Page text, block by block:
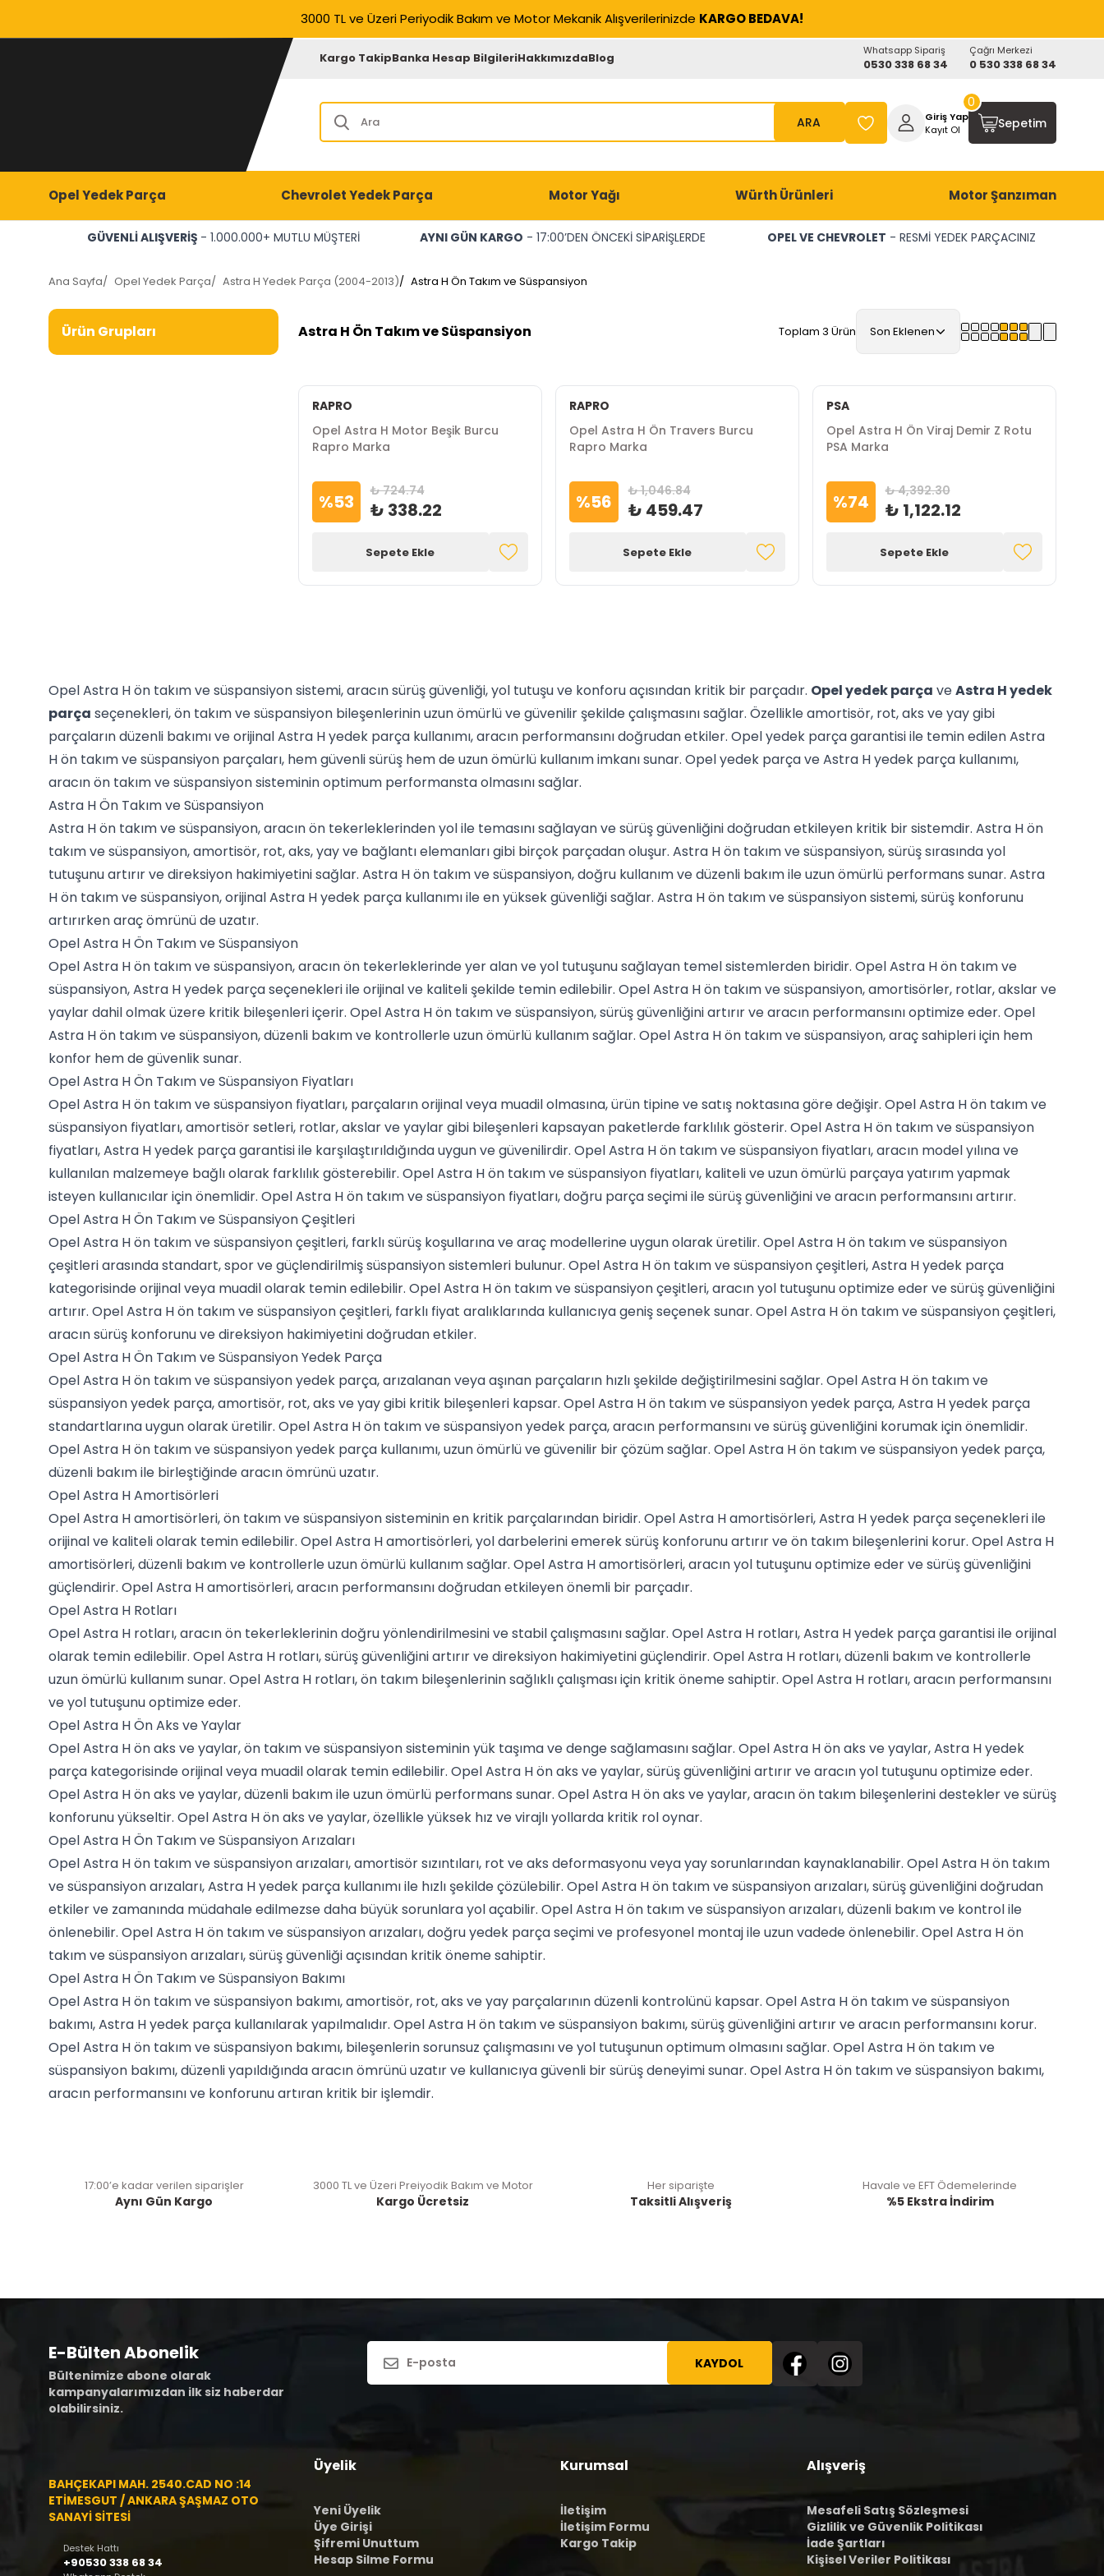
3000 TL ve Üzeri Periyodik Bakım ve Motor Mekanik Alışverilerinizde KARGO BEDAVA!
Kargo TakipBanka Hesap BilgileriHakkımızdaBlog Whatsapp Sipariş
0530 338 68 34
Çağrı Merkezi
0 530 338 68 34
ARA
Giriş Yap
Kayıt Ol
Sepetim
0
Opel Yedek Parça Chevrolet Yedek Parça Motor Yağı Würth Ürünleri Motor Şanzıman
GÜVENLİ ALIŞVERİŞ - 1.000.000+ MUTLU MÜŞTERİ AYNI GÜN KARGO - 17:00’DEN ÖNCEKİ SİPARİŞLERDE OPEL VE CHEVROLET - RESMİ YEDEK PARÇACINIZ
Ana Sayfa/ Opel Yedek Parça/ Astra H Yedek Parça (2004-2013)/ Astra H Ön Takım ve Süspansiyon
Ürün Grupları Astra H Ön Takım ve Süspansiyon Toplam 3 Ürün Son Eklenen
RAPRO
Opel Astra H Motor Beşik Burcu
Rapro Marka
%53 ₺ 724.74
₺ 338.22
Sepete Ekle
RAPRO
Opel Astra H Ön Travers Burcu
Rapro Marka
%56 ₺ 1,046.84
₺ 459.47
Sepete Ekle
PSA
Opel Astra H Ön Viraj Demir Z Rotu
PSA Marka
%74 ₺ 4,392.30
₺ 1,122.12
Sepete Ekle
Opel Astra H ön takım ve süspansiyon sistemi, aracın sürüş güvenliği, yol tutuşu ve konforu açısından kritik bir parçadır. Opel yedek parça veAstra H yedek
parça seçenekleri, ön takım ve süspansiyon bileşenlerinin uzun ömürlü ve güvenilir şekilde çalışmasını sağlar. Özellikle amortisör, rot, aks ve yay gibi
parçaların düzenli bakımı ve orijinal Astra H yedek parça kullanımı, aracın performansını doğrudan etkiler. Opel yedek parça garantisi ile temin edilen Astra
H ön takım ve süspansiyon parçaları, hem güvenli sürüş hem de uzun ömürlü kullanım imkanı sunar. Opel yedek parça ve Astra H yedek parça kullanımı,
aracın ön takım ve süspansiyon sisteminin optimum performansta olmasını sağlar.
Astra H Ön Takım ve Süspansiyon
Astra H ön takım ve süspansiyon, aracın ön tekerleklerinden yol ile temasını sağlayan ve sürüş güvenliğini doğrudan etkileyen kritik bir sistemdir. Astra H ön
takım ve süspansiyon, amortisör, rot, aks, yay ve bağlantı elemanları gibi birçok parçadan oluşur. Astra H ön takım ve süspansiyon, sürüş sırasında yol
tutuşunu artırır ve direksiyon hakimiyetini sağlar. Astra H ön takım ve süspansiyon, doğru kullanım ve düzenli bakım ile uzun ömürlü performans sunar. Astra
H ön takım ve süspansiyon, orijinal Astra H yedek parça kullanımı ile en yüksek güvenliği sağlar. Astra H ön takım ve süspansiyon sistemi, sürüş konforunu
artırırken araç ömrünü de uzatır.
Opel Astra H Ön Takım ve Süspansiyon
Opel Astra H ön takım ve süspansiyon, aracın ön tekerleklerinde yer alan ve yol tutuşunu sağlayan temel sistemlerden biridir. Opel Astra H ön takım ve
süspansiyon, Astra H yedek parça seçenekleri ile orijinal ve kaliteli şekilde temin edilebilir. Opel Astra H ön takım ve süspansiyon, amortisörler, rotlar, akslar ve
yaylar dahil olmak üzere kritik bileşenleri içerir. Opel Astra H ön takım ve süspansiyon, sürüş güvenliğini artırır ve aracın performansını optimize eder. Opel
Astra H ön takım ve süspansiyon, düzenli bakım ve kontrollerle uzun ömürlü kullanım sağlar. Opel Astra H ön takım ve süspansiyon, araç sahipleri için hem
konfor hem de güvenlik sunar.
Opel Astra H Ön Takım ve Süspansiyon Fiyatları
Opel Astra H ön takım ve süspansiyon fiyatları, parçaların orijinal veya muadil olmasına, ürün tipine ve satış noktasına göre değişir. Opel Astra H ön takım ve
süspansiyon fiyatları, amortisör setleri, rotlar, akslar ve yaylar gibi bileşenleri kapsayan paketlerde farklılık gösterir. Opel Astra H ön takım ve süspansiyon
fiyatları, Astra H yedek parça garantisi ile karşılaştırıldığında uygun ve güvenilirdir. Opel Astra H ön takım ve süspansiyon fiyatları, aracın model yılına ve
kullanılan malzemeye bağlı olarak farklılık gösterebilir. Opel Astra H ön takım ve süspansiyon fiyatları, kaliteli ve uzun ömürlü parçaya yatırım yapmak
isteyen kullanıcılar için önemlidir. Opel Astra H ön takım ve süspansiyon fiyatları, doğru parça seçimi ile sürüş güvenliğini ve aracın performansını artırır.
Opel Astra H Ön Takım ve Süspansiyon Çeşitleri
Opel Astra H ön takım ve süspansiyon çeşitleri, farklı sürüş koşullarına ve araç modellerine uygun olarak üretilir. Opel Astra H ön takım ve süspansiyon
çeşitleri arasında standart, spor ve güçlendirilmiş süspansiyon sistemleri bulunur. Opel Astra H ön takım ve süspansiyon çeşitleri, Astra H yedek parça
kategorisinde orijinal veya muadil olarak temin edilebilir. Opel Astra H ön takım ve süspansiyon çeşitleri, aracın yol tutuşunu optimize eder ve sürüş güvenliğini
artırır. Opel Astra H ön takım ve süspansiyon çeşitleri, farklı fiyat aralıklarında kullanıcıya geniş seçenek sunar. Opel Astra H ön takım ve süspansiyon çeşitleri,
aracın sürüş konforunu ve direksiyon hakimiyetini doğrudan etkiler.
Opel Astra H Ön Takım ve Süspansiyon Yedek Parça
Opel Astra H ön takım ve süspansiyon yedek parça, arızalanan veya aşınan parçaların hızlı şekilde değiştirilmesini sağlar. Opel Astra H ön takım ve
süspansiyon yedek parça, amortisör, rot, aks ve yay gibi kritik bileşenleri kapsar. Opel Astra H ön takım ve süspansiyon yedek parça, Astra H yedek parça
standartlarına uygun olarak üretilir. Opel Astra H ön takım ve süspansiyon yedek parça, aracın performansını ve sürüş güvenliğini korumak için önemlidir.
Opel Astra H ön takım ve süspansiyon yedek parça kullanımı, uzun ömürlü ve güvenilir bir çözüm sağlar. Opel Astra H ön takım ve süspansiyon yedek parça,
düzenli bakım ile birleştiğinde aracın ömrünü uzatır.
Opel Astra H Amortisörleri
Opel Astra H amortisörleri, ön takım ve süspansiyon sisteminin en kritik parçalarından biridir. Opel Astra H amortisörleri, Astra H yedek parça seçenekleri ile
orijinal ve kaliteli olarak temin edilebilir. Opel Astra H amortisörleri, yol darbelerini emerek sürüş konforunu artırır ve ön takım bileşenlerini korur. Opel Astra H
amortisörleri, düzenli bakım ve kontrollerle uzun ömürlü kullanım sağlar. Opel Astra H amortisörleri, aracın yol tutuşunu optimize eder ve sürüş güvenliğini
güçlendirir. Opel Astra H amortisörleri, aracın performansını doğrudan etkileyen önemli bir parçadır.
Opel Astra H Rotları
Opel Astra H rotları, aracın ön tekerleklerinin doğru yönlendirilmesini ve stabil çalışmasını sağlar. Opel Astra H rotları, Astra H yedek parça garantisi ile orijinal
olarak temin edilebilir. Opel Astra H rotları, sürüş güvenliğini artırır ve direksiyon hakimiyetini güçlendirir. Opel Astra H rotları, düzenli bakım ve kontrollerle
uzun ömürlü kullanım sunar. Opel Astra H rotları, ön takım bileşenlerinin sağlıklı çalışması için kritik öneme sahiptir. Opel Astra H rotları, aracın performansını
ve yol tutuşunu optimize eder.
Opel Astra H Ön Aks ve Yaylar
Opel Astra H ön aks ve yaylar, ön takım ve süspansiyon sisteminin yük taşıma ve denge sağlamasını sağlar. Opel Astra H ön aks ve yaylar, Astra H yedek
parça kategorisinde orijinal veya muadil olarak temin edilebilir. Opel Astra H ön aks ve yaylar, sürüş güvenliğini artırır ve aracın yol tutuşunu optimize eder.
Opel Astra H ön aks ve yaylar, düzenli bakım ile uzun ömürlü performans sunar. Opel Astra H ön aks ve yaylar, aracın ön takım bileşenlerini destekler ve sürüş
konforunu yükseltir. Opel Astra H ön aks ve yaylar, özellikle yüksek hız ve virajlı yollarda kritik rol oynar.
Opel Astra H Ön Takım ve Süspansiyon Arızaları
Opel Astra H ön takım ve süspansiyon arızaları, amortisör sızıntıları, rot ve aks deformasyonu veya yay sorunlarından kaynaklanabilir. Opel Astra H ön takım
ve süspansiyon arızaları, Astra H yedek parça kullanımı ile hızlı şekilde çözülebilir. Opel Astra H ön takım ve süspansiyon arızaları, sürüş güvenliğini doğrudan
etkiler ve zamanında müdahale edilmezse daha büyük sorunlara yol açabilir. Opel Astra H ön takım ve süspansiyon arızaları, düzenli bakım ve kontrol ile
önlenebilir. Opel Astra H ön takım ve süspansiyon arızaları, doğru yedek parça seçimi ve profesyonel montaj ile uzun vadede önlenebilir. Opel Astra H ön
takım ve süspansiyon arızaları, sürüş güvenliği açısından kritik öneme sahiptir.
Opel Astra H Ön Takım ve Süspansiyon Bakımı
Opel Astra H ön takım ve süspansiyon bakımı, amortisör, rot, aks ve yay parçalarının düzenli kontrolünü kapsar. Opel Astra H ön takım ve süspansiyon
bakımı, Astra H yedek parça kullanılarak yapılmalıdır. Opel Astra H ön takım ve süspansiyon bakımı, sürüş güvenliğini artırır ve aracın performansını korur.
Opel Astra H ön takım ve süspansiyon bakımı, bileşenlerin sorunsuz çalışmasını ve yol tutuşunun optimum olmasını sağlar. Opel Astra H ön takım ve
süspansiyon bakımı, düzenli yapıldığında aracın ömrünü uzatır ve kullanıcıya güvenli bir sürüş deneyimi sunar. Opel Astra H ön takım ve süspansiyon bakımı,
aracın performansını ve konforunu artıran kritik bir işlemdir.
17:00’e kadar verilen siparişler
Aynı Gün Kargo
3000 TL ve Üzeri Preiyodik Bakım ve Motor
Kargo Ücretsiz
Her siparişte
Taksitli Alışveriş
Havale ve EFT Ödemelerinde
%5 Ekstra İndirim
E-Bülten Abonelik
Bültenimize abone olarak
kampanyalarımızdan ilk siz haberdar
olabilirsiniz.
KAYDOL
BAHÇEKAPI MAH. 2540.CAD NO :14
ETİMESGUT / ANKARA ŞAŞMAZ OTO
SANAYİ SİTESİ
Destek Hattı
+90530 338 68 34
Üyelik
Yeni Üyelik
Üye Girişi
Şifremi Unuttum
Hesap Silme Formu
Kurumsal
İletişim
İletişim Formu
Kargo Takip
Alışveriş
Mesafeli Satış Sözleşmesi
Gizlilik ve Güvenlik Politikası
İade Şartları
Kişisel Veriler Politikası